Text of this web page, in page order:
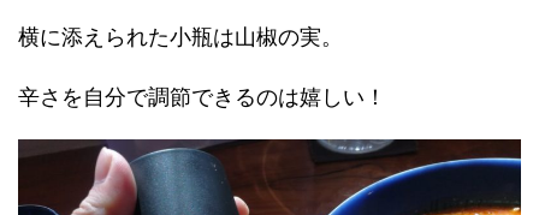
横に添えられた小瓶は山椒の実。
辛さを自分で調節できるのは嬉しい！